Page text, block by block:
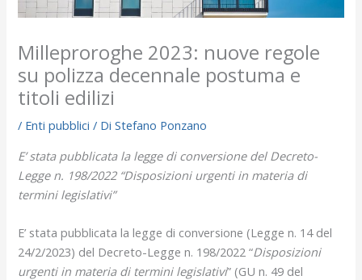
Milleproroghe 2023: nuove regole
su polizza decennale postuma e
titoli edilizi
/ Enti pubblici / DiStefano Ponzano
E’ stata pubblicata la legge di conversione del Decreto-
Legge n. 198/2022 “Disposizioni urgenti in materia di
termini legislativi”
E’ stata pubblicata la legge di conversione (Legge n. 14 del
24/2/2023) del Decreto-Legge n. 198/2022 “Disposizioni
urgenti in materia di termini legislativi” (GU n. 49 del